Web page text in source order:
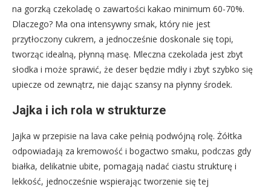
na gorzką czekoladę o zawartości kakao minimum 60-70%.
Dlaczego? Ma ona intensywny smak, który nie jest
przytłoczony cukrem, a jednocześnie doskonale się topi,
tworząc idealną, płynną masę. Mleczna czekolada jest zbyt
słodka i może sprawić, że deser będzie mdły i zbyt szybko się
upiecze od zewnątrz, nie dając szansy na płynny środek.
Jajka i ich rola w strukturze
Jajka w przepisie na lava cake pełnią podwójną rolę. Żółtka
odpowiadają za kremowość i bogactwo smaku, podczas gdy
białka, delikatnie ubite, pomagają nadać ciastu strukturę i
lekkość, jednocześnie wspierając tworzenie się tej